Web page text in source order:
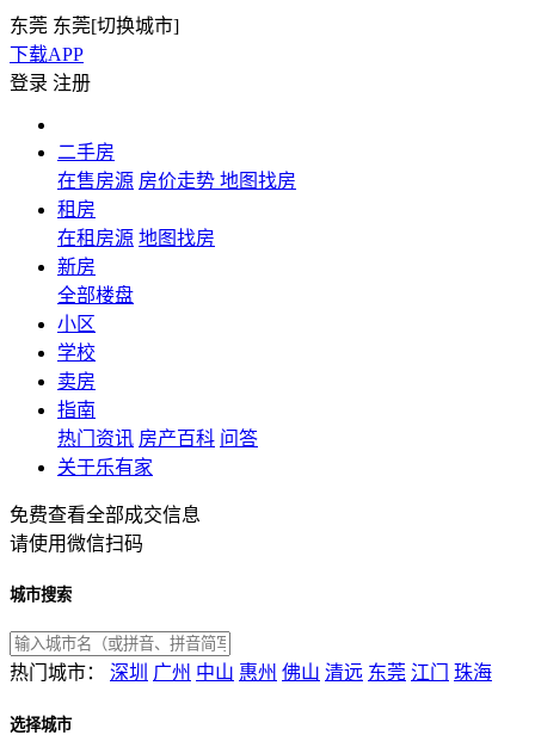
东莞 东莞[切换城市]
下载APP
登录 注册
二手房
在售房源 房价走势 地图找房
租房
在租房源 地图找房
新房
全部楼盘
小区
学校
卖房
指南
热门资讯 房产百科 问答
关于乐有家
免费查看全部成交信息
请使用微信扫码
城市搜索
热门城市： 深圳 广州 中山 惠州 佛山 清远 东莞 江门 珠海
选择城市